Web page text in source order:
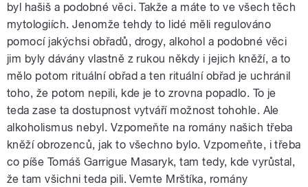
byl hašiš a podobné věci. Takže a máte to ve všech těch
mytologiích. Jenomže tehdy to lidé měli regulováno
pomocí jakýchsi obřadů, drogy, alkohol a podobné věci
jim byly dávány vlastně z rukou někdy i jejich kněží, a to
mělo potom rituální obřad a ten rituální obřad je uchránil
toho, že potom nepili, kde je to zrovna popadlo. To je
teda zase ta dostupnost vytváří možnost tohohle. Ale
alkoholismus nebyl. Vzpomeňte na romány našich třeba
kněží obrozenců, jak to všechno bylo. Vzpomeňte, i třeba
co píše Tomáš Garrigue Masaryk, tam tedy, kde vyrůstal,
že tam všichni teda pili. Vemte Mrštíka, romány